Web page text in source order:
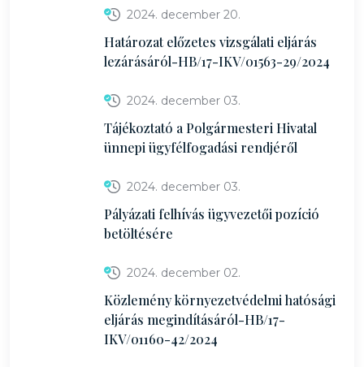
2024. december 20.
Határozat előzetes vizsgálati eljárás
lezárásáról-HB/17-IKV/01563-29/2024
2024. december 03.
Tájékoztató a Polgármesteri Hivatal
ünnepi ügyfélfogadási rendjéről
2024. december 03.
Pályázati felhívás ügyvezetői pozíció
betöltésére
2024. december 02.
Közlemény környezetvédelmi hatósági
eljárás megindításáról-HB/17-
IKV/01160-42/2024